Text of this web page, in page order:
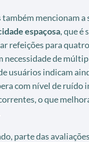
também mencionam a
espaçosa, que é
refeições para
necessidade de
usuários indicam
com nível de ruído
o que
parte das